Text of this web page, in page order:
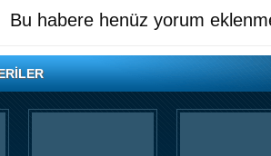
Bu habere henüz yorum